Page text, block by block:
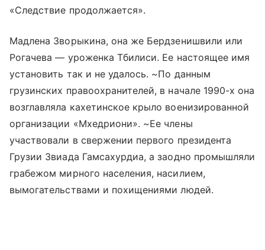
«Следствие продолжается».
Мадлена Зворыкина, она же Бердзенишвили или
Рогачева — уроженка Тбилиси. Ее настоящее имя
установить так и не удалось. ~По данным
грузинских правоохранителей, в начале 1990-х она
возглавляла кахетинское крыло военизированной
организации «Мхедриони». ~Ее члены
участвовали в свержении первого президента
Грузии Звиада Гамсахурдиа, а заодно промышляли
грабежом мирного населения, насилием,
вымогательствами и похищениями людей.